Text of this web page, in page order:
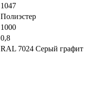
1047
Полиэстер
1000
0,8
RAL 7024 Серый графит